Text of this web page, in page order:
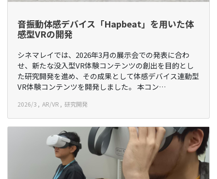
音振動体感デバイス「Hapbeat」を用いた体
感型VRの開発
シネマレイでは、2026年3月の展示会での発表に合わ
せ、新たな没入型VR体験コンテンツの創出を目的とし
た研究開発を進め、その成果として体感デバイス連動型
VR体験コンテンツを開発しました。 本コン…
2026/3 AR/VR 研究開発